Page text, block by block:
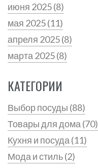
июня 2025(8)
мая 2025(11)
апреля 2025(8)
марта 2025(8)
КАТЕГОРИИ
Выбор посуды (88)
Товары для дома (70)
Кухня и посуда (11)
Мода и стиль(2)